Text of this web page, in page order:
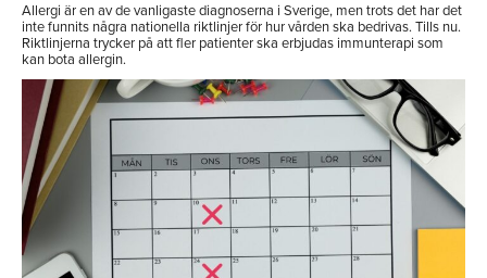
Allergi är en av de vanligaste diagnoserna i Sverige, men trots det har det
inte funnits några nationella riktlinjer för hur vården ska bedrivas. Tills nu.
Riktlinjerna trycker på att fler patienter ska erbjudas immunterapi som
kan bota allergin.